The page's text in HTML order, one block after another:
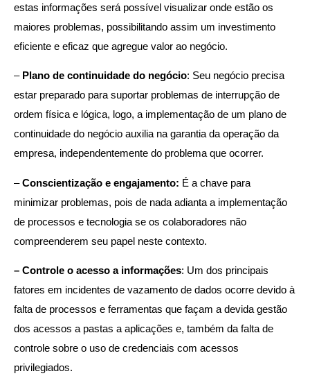
estas informações será possível visualizar onde estão os
maiores problemas, possibilitando assim um investimento
eficiente e eficaz que agregue valor ao negócio.
– Plano de continuidade do negócio: Seu negócio precisa
estar preparado para suportar problemas de interrupção de
ordem física e lógica, logo, a implementação de um plano de
continuidade do negócio auxilia na garantia da operação da
empresa, independentemente do problema que ocorrer.
–Conscientização e engajamento: É a chave para
minimizar problemas, pois de nada adianta a implementação
de processos e tecnologia se os colaboradores não
compreenderem seu papel neste contexto.
– Controle o acesso a informações: Um dos principais
fatores em incidentes de vazamento de dados ocorre devido à
falta de processos e ferramentas que façam a devida gestão
dos acessos a pastas a aplicações e, também da falta de
controle sobre o uso de credenciais com acessos
privilegiados.